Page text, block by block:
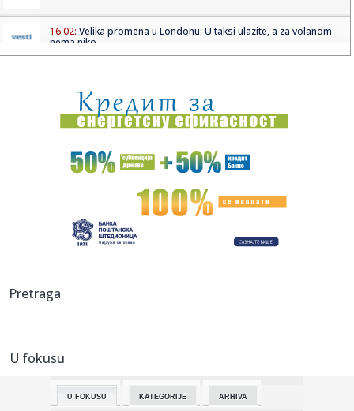
16:02: Velika promena u Londonu: U taksi ulazite, a za volanom
nema niko...
16:01:Upozorenje iz Moskve zbog Kosova: "Opasno je maštati"
16:01:Ako vam je promakla „qipao” haljina iz Zare, pronašli smo
Drama u Parizu: Starija žena ušetala u crkvu sa bombama
15:58:Raspored sahrana za ponedeljak, 10. avgust
krenuo svim ...
15:54:
15:49:
Brnabić: "Palo priznanje blokadera – kad pobede dovode
Pretraga
U fokusu
U FOKUSU KATEGORIJE ARHIVA